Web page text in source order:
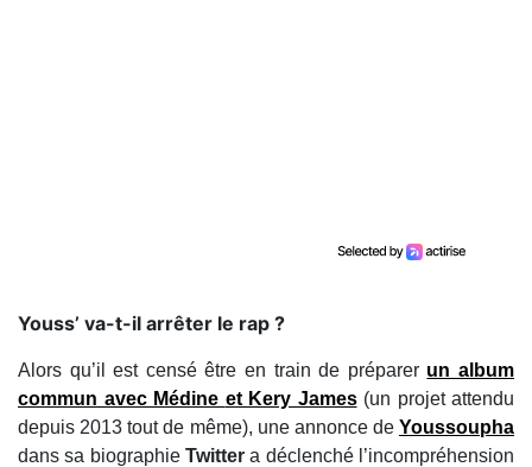
​Youss’ va-t-il arrêter le rap ?
Alors qu’il est censé être en train de préparer un album
commun avec Médine et Kery James (un projet attendu
depuis 2013 tout de même), une annonce de Youssoupha
dans sa biographie Twittera déclenché l’incompréhension